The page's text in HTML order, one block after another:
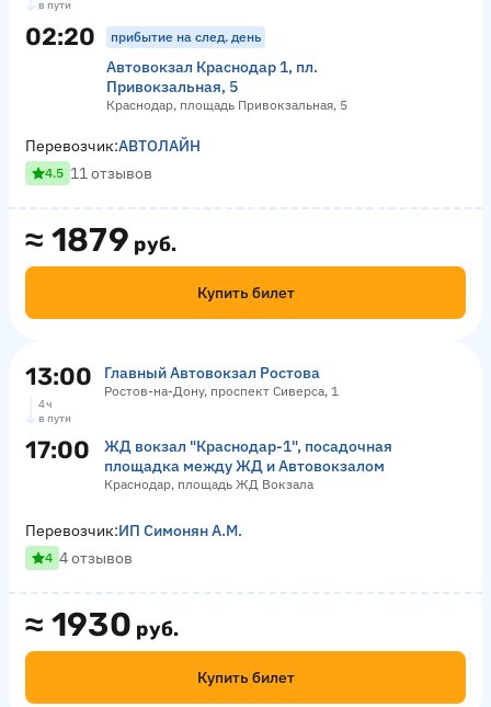
в пути
02:20 прибытие на след. день
Автовокзал Краснодар 1, пл.
Привокзальная, 5
Краснодар, площадь Привокзальная, 5
≈ 1879 руб.
Купить билет
Перевозчик:АВТОЛАЙН
4.5 11 отзывов
13:00 Главный Автовокзал Ростова
Ростов-на-Дону, проспект Сиверса, 1
4 ч
в пути
17:00
ЖД вокзал "Краснодар-1", посадочная
площадка между ЖД и Автовокзалом
Краснодар, площадь ЖД Вокзала
≈ 1930 руб.
Купить билет
Перевозчик:ИП Симонян А.М.
4 4 отзывов